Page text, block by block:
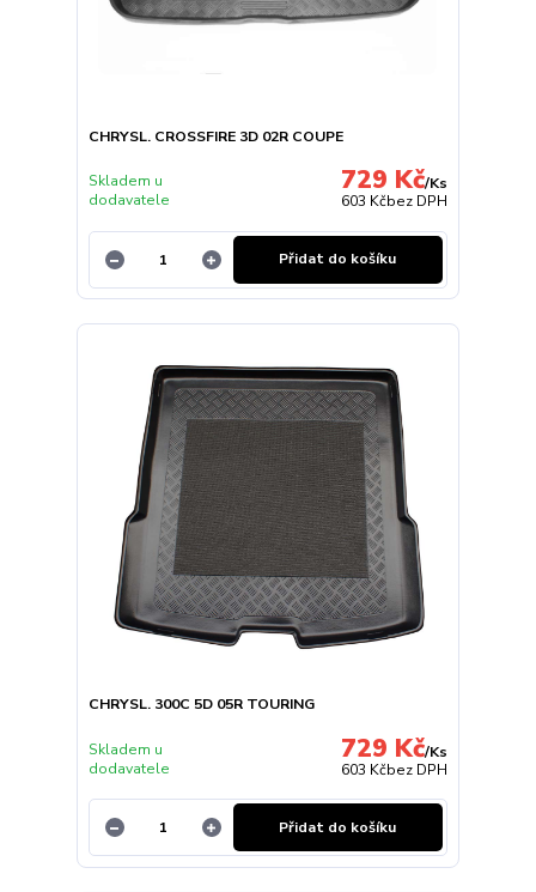
CHRYSL. CROSSFIRE 3D 02R COUPE
729 Kč/Ks
603 Kčbez DPH
Skladem u
dodavatele
Přidat do košíku
CHRYSL. 300C 5D 05R TOURING
729 Kč/Ks
603 Kčbez DPH
Skladem u
dodavatele
Přidat do košíku